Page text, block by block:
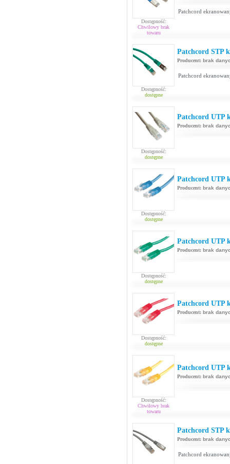
Dostępność:
Chwilowy brak
towaru
Patchcord
Dostępność:
dostępne
Patchcord STP
Producent: brak
Patchcord
Dostępność:
dostępne
Patchcord UTP
Producent: brak
Dostępność:
dostępne
Patchcord UTP
Producent: brak
Dostępność:
dostępne
Patchcord UTP
Producent: brak
Dostępność:
dostępne
Patchcord UTP
Producent: brak
Dostępność:
Chwilowy brak
towaru
Patchcord UTP
Producent: brak
Patchcord STP
Producent: brak
Patchcord